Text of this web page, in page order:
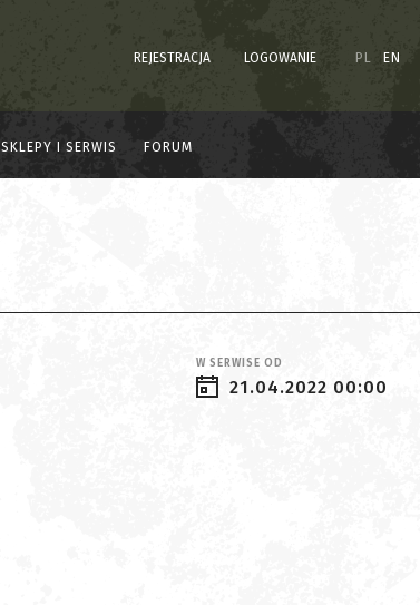
REJESTRACJA LOGOWANIE PL EN
SKLEPY I SERWIS FORUM
W SERWISE OD
21.04.2022 00:00